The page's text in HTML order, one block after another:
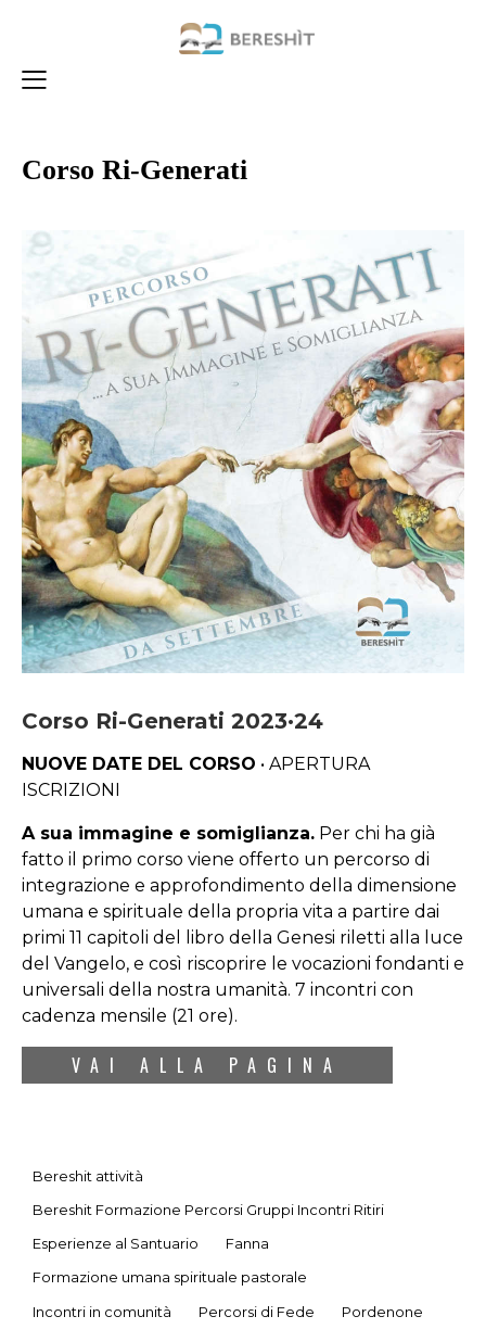
Corso Ri-Generati
Corso Ri-Generati 2023·24
NUOVE DATE DEL CORSO • APERTURA
ISCRIZIONI
Asua immagine e somiglianza. Per chi ha già
fatto il primo corso viene offerto un percorso di
integrazione e approfondimento della dimensione
umana e spirituale della propria vita a partire dai
primi 11 capitoli del libro della Genesi riletti alla luce
del Vangelo, e così riscoprire le vocazioni fondanti e
universali della nostra umanità. 7 incontri con
cadenza mensile (21 ore).
VAI ALLA PAGINA
Bereshit attività
Bereshit Formazione Percorsi Gruppi Incontri Ritiri
Esperienze al Santuario
Fanna
Formazione umana spirituale pastorale
Incontri in comunità
Percorsi di Fede
Pordenone